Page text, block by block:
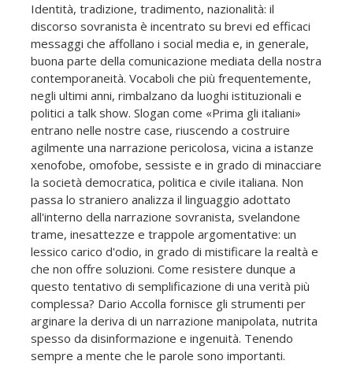
Identità, tradizione, tradimento, nazionalità: il
discorso sovranista è incentrato su brevi ed efficaci
messaggi che affollano i social media e, in generale,
buona parte della comunicazione mediata della nostra
contemporaneità. Vocaboli che più frequentemente,
negli ultimi anni, rimbalzano da luoghi istituzionali e
politici a talk show. Slogan come «Prima gli italiani»
entrano nelle nostre case, riuscendo a costruire
agilmente una narrazione pericolosa, vicina a istanze
xenofobe, omofobe, sessiste e in grado di minacciare
la società democratica, politica e civile italiana. Non
passa lo straniero analizza il linguaggio adottato
all'interno della narrazione sovranista, svelandone
trame, inesattezze e trappole argomentative: un
lessico carico d'odio, in grado di mistificare la realtà e
che non offre soluzioni. Come resistere dunque a
questo tentativo di semplificazione di una verità più
complessa? Dario Accolla fornisce gli strumenti per
arginare la deriva di un narrazione manipolata, nutrita
spesso da disinformazione e ingenuità. Tenendo
sempre a mente che le parole sono importanti.